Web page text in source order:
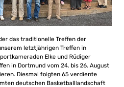
das traditionelle Treffen der
letztjährigen Treffen in
Elke und Rüdiger
in Dortmund vom 24. bis 26. August
Diesmal folgten 65 verdiente
deutschen Basketballlandschaft